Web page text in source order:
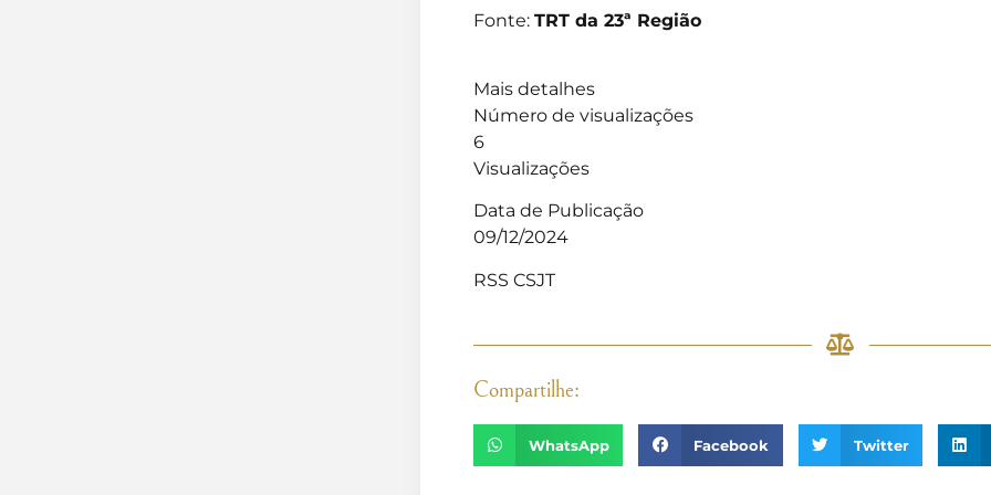
Fonte: TRT da 23ª Região
Mais detalhes
Número de visualizações
6
Visualizações
Data de Publicação
09/12/2024
RSS CSJT
Compartilhe:
WhatsApp Facebook Twitter